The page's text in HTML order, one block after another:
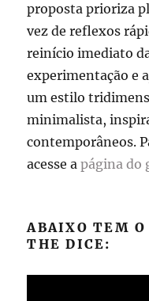
proposta prioriza
vez de reflexos
reinício imediato
experimentação e
um estilo
minimalista,
contemporâneos.
acesse apágina do
ABAIXO TEM
THE DICE: